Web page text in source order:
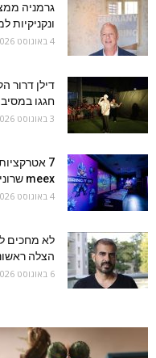
גרמניה
ונקניקיות
4 באוגוסט 2026
דילן דרור
חגגו
3 באוגוסט 2026
meex שרונים לחופש הגדול
4 באוגוסט 2026
לא מחכים
הצלה
6 באוגוסט 2026